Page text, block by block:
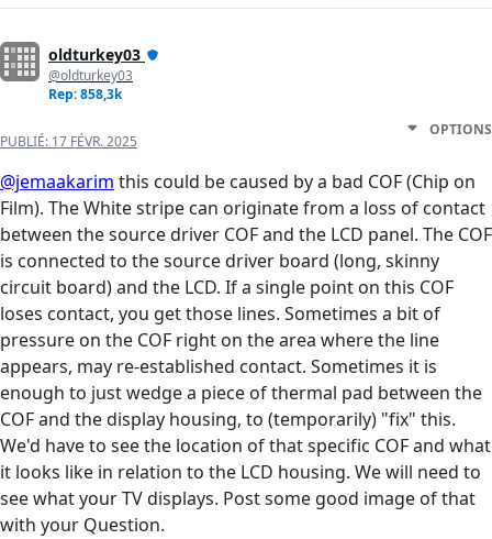
oldturkey03
@oldturkey03
Rep: 858,3k
PUBLIÉ: 17 FÉVR. 2025
OPTIONS
@jemaakarim this could be caused by a bad COF (Chip on
Film). The White stripe can originate from a loss of contact
between the source driver COF and the LCD panel. The COF
is connected to the source driver board (long, skinny
circuit board) and the LCD. If a single point on this COF
loses contact, you get those lines. Sometimes a bit of
pressure on the COF right on the area where the line
appears, may re-established contact. Sometimes it is
enough to just wedge a piece of thermal pad between the
COF and the display housing, to (temporarily) "fix" this.
We'd have to see the location of that specific COF and what
it looks like in relation to the LCD housing. We will need to
see what your TV displays. Post some good image of that
with your Question.